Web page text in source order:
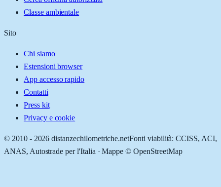
Classe ambientale
Sito
Chi siamo
Estensioni browser
App accesso rapido
Contatti
Press kit
Privacy e cookie
© 2010 - 2026 distanzechilometriche.netFonti viabilità: CCISS, ACI,
ANAS, Autostrade per l'Italia · Mappe © OpenStreetMap